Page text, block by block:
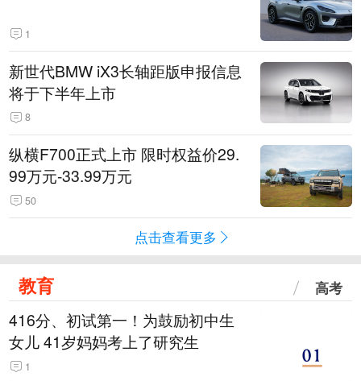
1
新世代BMW iX3长轴距版申报信息
将于下半年上市
8
纵横F700正式上市 限时权益价29.
99万元-33.99万元
50
点击查看更多
教育 高考
416分、初试第一！为鼓励初中生
女儿 41岁妈妈考上了研究生
1